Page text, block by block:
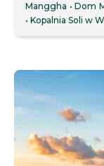
Manggha
Dom
Kopalnia Soli w